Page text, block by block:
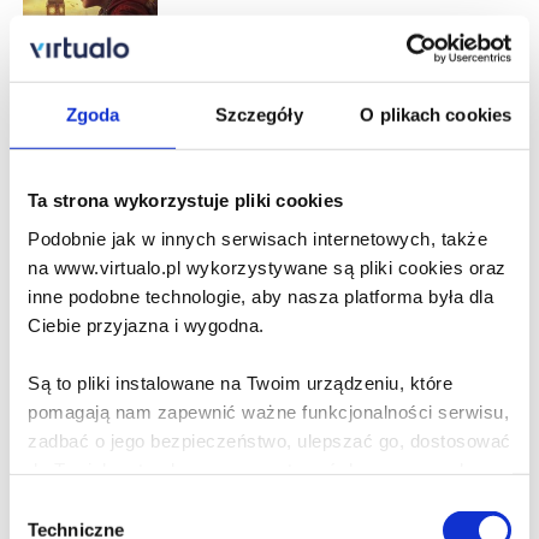
Zgoda Szczegóły O plikach cookies
Ta strona wykorzystuje pliki cookies
Podobnie jak w innych serwisach internetowych, także
na www.virtualo.pl wykorzystywane są pliki cookies oraz
inne podobne technologie, aby nasza platforma była dla
Ciebie przyjazna i wygodna.
Są to pliki instalowane na Twoim urządzeniu, które
pomagają nam zapewnić ważne funkcjonalności serwisu,
zadbać o jego bezpieczeństwo, ulepszać go, dostosować
zgody
Techniczne
21.90 zł
Do koszyka Na prezent
Edith Nesbit
Railway Children
Edith Nesbit